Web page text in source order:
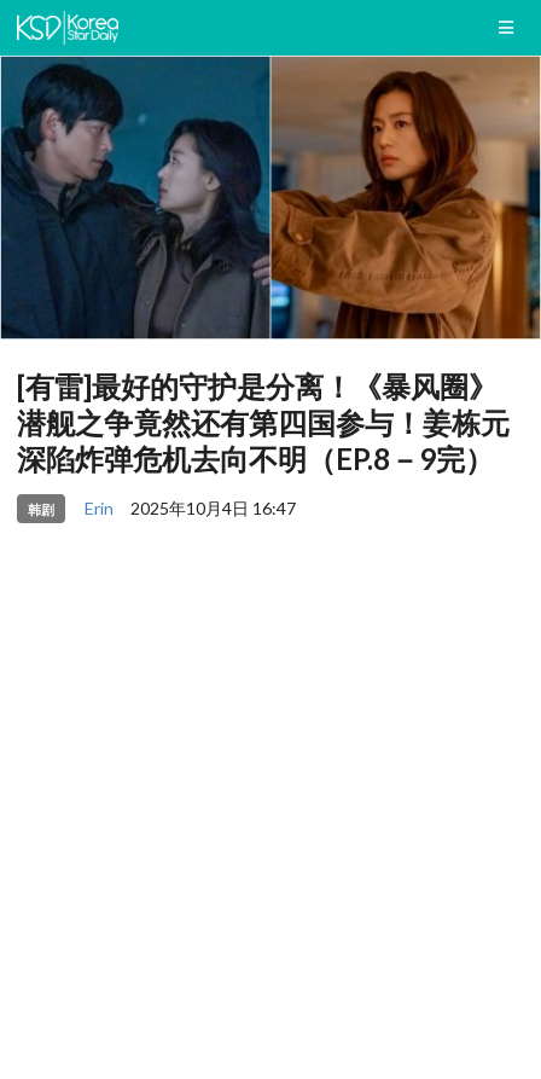
[有雷]最好的守护是分离！《暴风圈》
潜舰之争竟然还有第四国参与！姜栋元
深陷炸弹危机去向不明（EP.8－9完）
韩剧 Erin 2025年10月4日 16:47